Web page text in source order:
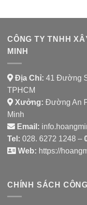
CÔNG TY TNHH
MINH
Địa Chỉ: 41 Đường
TPHCM
Xưởng: Đường An
Minh
Email:
Tel: 028. 6272 1248 –
Web: https://
CHÍNH SÁCH